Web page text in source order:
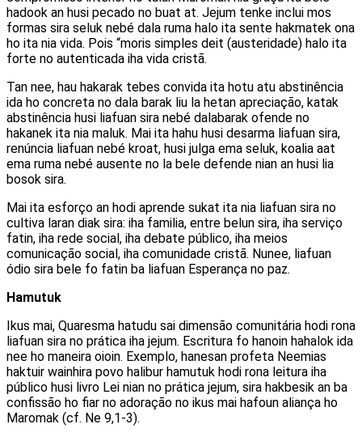
hadook an husi pecado no buat at. Jejum tenke inclui mos
formas sira seluk nebé dala ruma halo ita sente hakmatek ona
ho ita nia vida. Pois “moris simples deit (austeridade) halo ita
forte no autenticada iha vida cristã.
Tan nee, hau hakarak tebes convida ita hotu atu abstinência
ida ho concreta no dala barak liu la hetan apreciação, katak
abstinência husi liafuan sira nebé dalabarak ofende no
hakanek ita nia maluk. Mai ita hahu husi desarma liafuan sira,
renúncia liafuan nebé kroat, husi julga ema seluk, koalia aat
ema ruma nebé ausente no la bele defende nian an husi lia
bosok sira.
Mai ita esforço an hodi aprende sukat ita nia liafuan sira no
cultiva laran diak sira: iha familia, entre belun sira, iha serviço
fatin, iha rede social, iha debate público, iha meios
comunicação social, iha comunidade cristã. Nunee, liafuan
ódio sira bele fo fatin ba liafuan Esperança no paz.
Hamutuk
Ikus mai, Quaresma hatudu sai dimensão comunitária hodi rona
liafuan sira no prática iha jejum. Escritura fo hanoin hahalok ida
nee ho maneira oioin. Exemplo, hanesan profeta Neemias
haktuir wainhira povo halibur hamutuk hodi rona leitura iha
público husi livro Lei nian no prática jejum, sira hakbesik an ba
confissão ho fiar no adoração no ikus mai hafoun aliança ho
Maromak (cf. Ne 9,1-3).